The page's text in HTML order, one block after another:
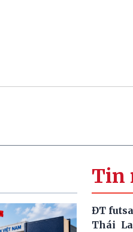
Tin
ĐT
Thái